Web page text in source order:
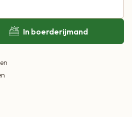
In boerderijmand